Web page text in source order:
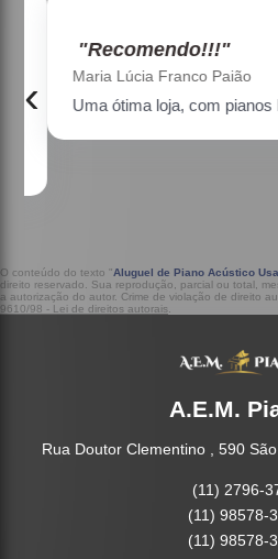
"Recomendo!!!"
Maria Lúcia Franco Paião
Uma ótima loja, com pianos
‹
O conteúdo do texto "Aluguel de Piano Acústico
direito reservado. Sua reprodução, parcial ou total,
a autorização do autor. Crime de violação de direito
9610/98 - Lei de direitos autorais
A.E.M.
Rua Doutor Clementino , 590
(11) 2796-
(11) 98578-
(11) 98578-